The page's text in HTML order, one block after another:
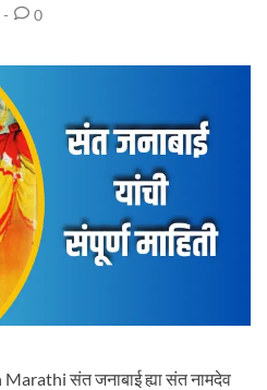
- 0
संत जनाबाई ह्या संत नामदेव